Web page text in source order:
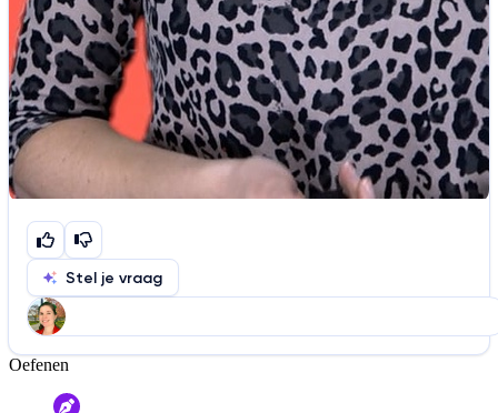
Stel je vraag
Help ons de video te verbeteren
De audio is slecht
Oefenen